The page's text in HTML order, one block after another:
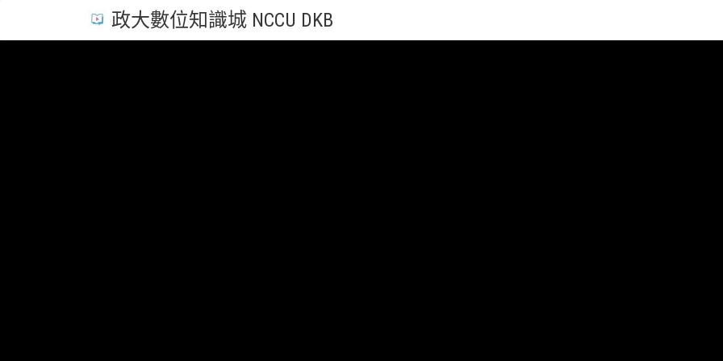
政大數位知識城 NCCU DKB